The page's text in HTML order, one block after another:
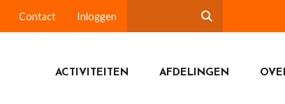
Contact Inloggen
ACTIVITEITEN AFDELINGEN